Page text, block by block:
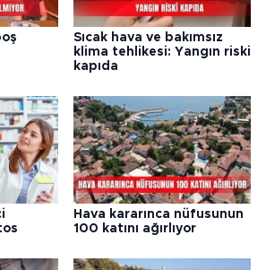
Sıcak hava ve bakımsız
klima tehlikesi: Yangın riski
kapıda
Hava kararınca nüfusunun
100 katını ağırlıyor